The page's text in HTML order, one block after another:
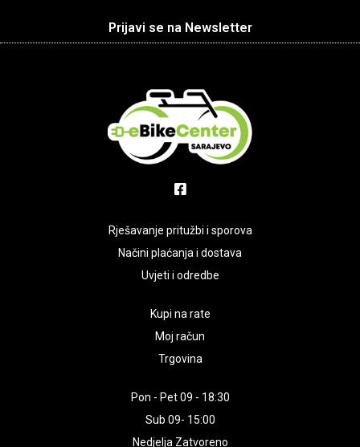
Prijavi se na Newsletter
Rješavanje pritužbi i sporova
Načini plaćanja i dostava
Uvjeti i odredbe
Kupi na rate
Moj račun
Trgovina
Pon - Pet 09 - 18:30
Sub 09- 15:00
Nedjelja Zatvoreno